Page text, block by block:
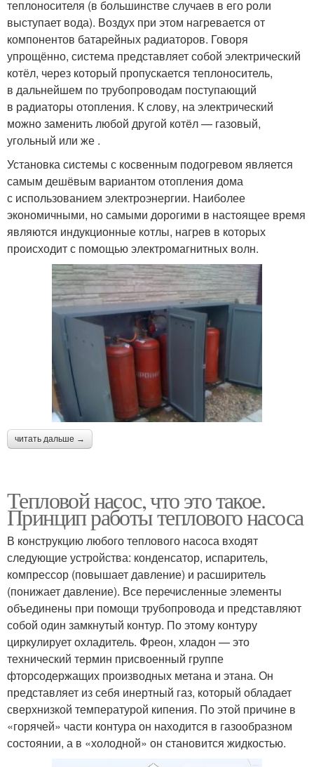
теплоносителя (в большинстве случаев в его роли
выступает вода). Воздух при этом нагревается от
компонентов батарейных радиаторов. Говоря
упрощённо, система представляет собой электрический
котёл, через который пропускается теплоноситель,
в дальнейшем по трубопроводам поступающий
в радиаторы отопления. К слову, на электрический
можно заменить любой другой котёл — газовый,
угольный или же .
Установка системы с косвенным подогревом является
самым дешёвым вариантом отопления дома
с использованием электроэнергии. Наиболее
экономичными, но самыми дорогими в настоящее время
являются индукционные котлы, нагрев в которых
происходит с помощью электромагнитных волн.
читать дальше →
Тепловой насос, что это такое.
Принцип работы теплового насоса
В конструкцию любого теплового насоса входят
следующие устройства: конденсатор, испаритель,
компрессор (повышает давление) и расширитель
(понижает давление). Все перечисленные элементы
объединены при помощи трубопровода и представляют
собой один замкнутый контур. По этому контуру
циркулирует охладитель. Фреон, хладон — это
технический термин присвоенный группе
фторсодержащих производных метана и этана. Он
представляет из себя инертный газ, который обладает
сверхнизкой температурой кипения. По этой причине в
«горячей» части контура он находится в газообразном
состоянии, а в «холодной» он становится жидкостью.